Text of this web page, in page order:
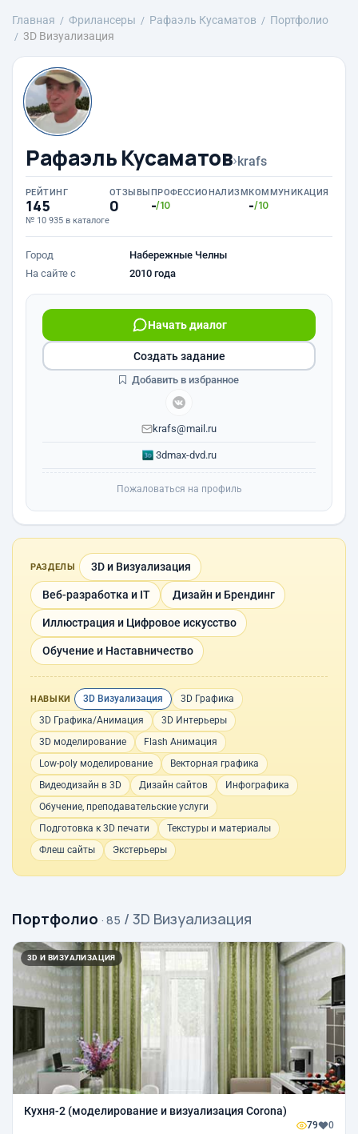
Главная Фрилансеры Рафаэль Кусаматов
Портфолио
3D Визуализация
Рафаэль Кусаматов›krafs
РЕЙТИНГ
145
№ 10 935 в каталоге
ОТЗЫВЫ
0
ПРОФЕССИОНАЛИЗМ
-/10
КОММУНИКАЦИЯ
-/10
Город
Набережные Челны
На сайте с
2010 года
Начать диалог
krafs@mail.ru
3dmax-dvd.ru
Создать задание
Добавить в избранное
Пожаловаться на профиль
РАЗДЕЛЫ 3D и Визуализация
Веб-разработка и IT Дизайн и Брендинг
Иллюстрация и Цифровое искусство
Обучение и Наставничество
НАВЫКИ 3D Визуализация
3D Графика
3D Графика/Анимация
3D Интерьеры
3D моделирование
Flash Анимация
Low-poly моделирование
Векторная графика
Видеодизайн в 3D
Дизайн сайтов
Инфографика
Обучение, преподавательские услуги
Подготовка к 3D печати
Текстуры и материалы
Флеш сайты
Экстерьеры
Портфолио · 85 / 3D Визуализация
3D И ВИЗУАЛИЗАЦИЯ
Кухня-2 (моделирование и визуализация Corona)
79 0